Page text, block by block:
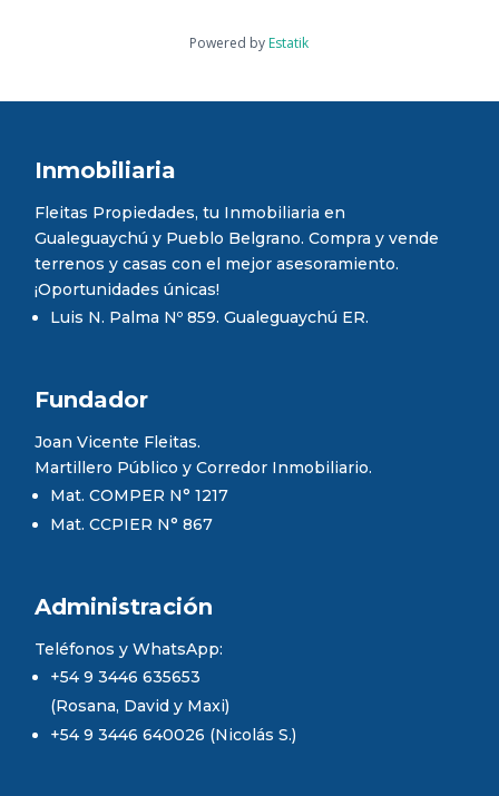
Powered by Estatik
Inmobiliaria
Fleitas Propiedades, tu Inmobiliaria en
Gualeguaychú y Pueblo Belgrano. Compra y vende
terrenos y casas con el mejor asesoramiento.
¡Oportunidades únicas!
Luis N. Palma Nº 859. Gualeguaychú ER.
Fundador
Joan Vicente Fleitas.
Martillero Público y Corredor Inmobiliario.
Mat. COMPER N° 1217
Mat. CCPIER N° 867
Administración
Teléfonos y WhatsApp:
+54 9 3446 635653
(Rosana, David y Maxi)
+54 9 3446 640026 (Nicolás S.)